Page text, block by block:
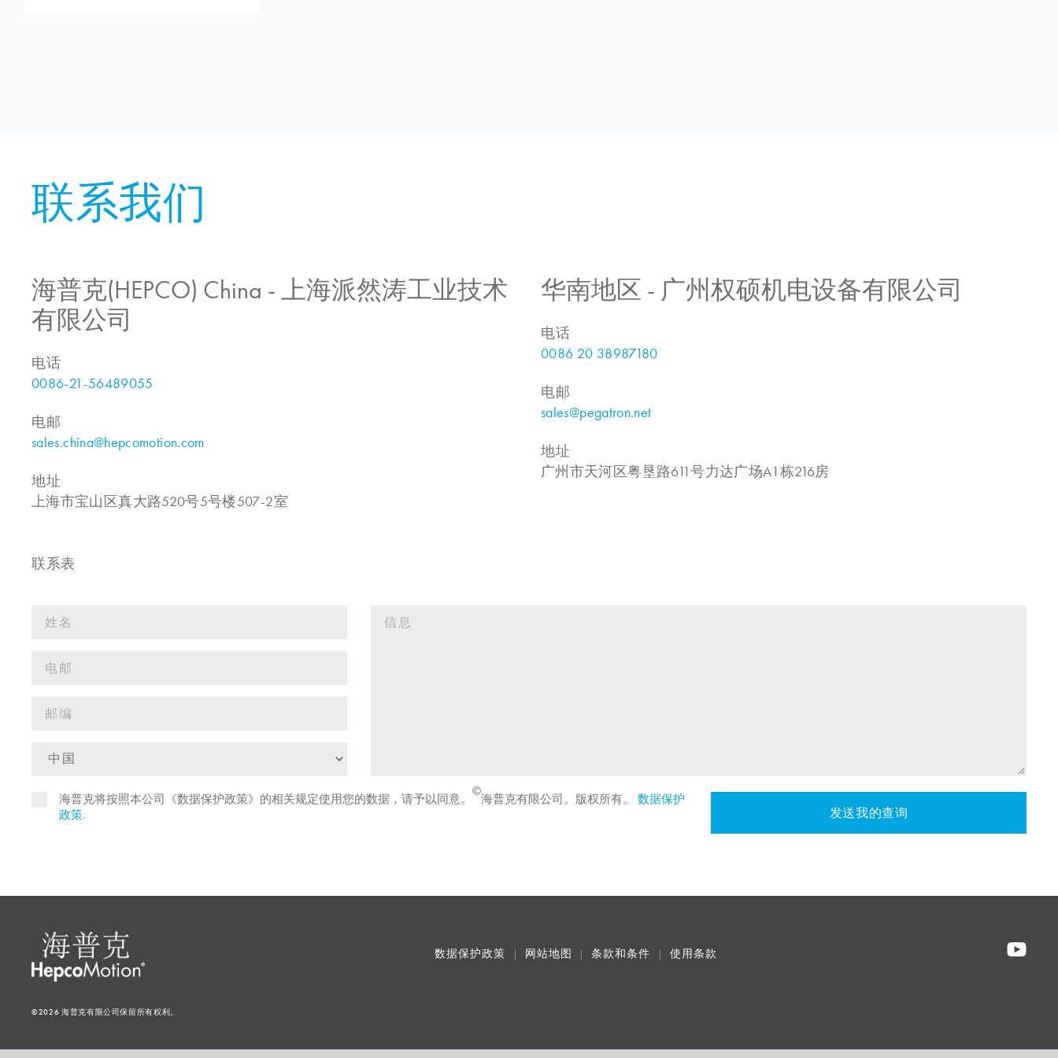
联系我们
海普克(HEPCO) China - 上海派然涛工业技术
有限公司
电话
0086-21-56489055
电邮
sales.china@hepcomotion.com
地址
上海市宝山区真大路520号5号楼507-2室
华南地区 - 广州权硕机电设备有限公司
电话
0086 20 38987180
电邮
sales@pegatron.net
地址
广州市天河区粤垦路611号力达广场A1栋216房
联系表
海普克将按照本公司《数据保护政策》的相关规定使用您的数据，请予以同意。
©
海普克有限公司。版权所有。 数据保护
政策. 发送我的查询
数据保护政策 网站地图 条款和条件 使用条款
©2026 海普克有限公司保留所有权利。